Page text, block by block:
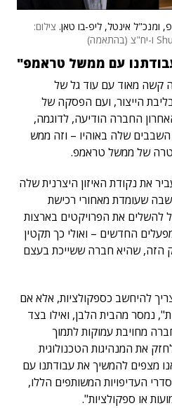
ומנכ"ל אינטל, ליפ-בו טאן. צילום:
עם ממשל טראמפ"
קשה מאוד עם עוד גל של
הייצור, ועם הפסקה של
החברה הודיעה, לדוגמה,
שלה באוהיו – וזה ממש
של ממשל טראמפ.
את נקודת האיזון היצרנית שלה
שעומדת מאחורי רכישת
להשלים את הפרויקטים בארצות
החדשים – ואולי כך תקטין
הזה, שהיא חברה ששייכת בעצם
להיחשב כספקולציות, אלא אם
נמסר מהבית הלבן, ואילו בצד
מחויבת עמוקות לתמוך
את המנהיגות הטכנולוגית
מצפים להמשיך את עבודתנו עם
העדיפויות המשותפים הללו,
או ספקולציות".